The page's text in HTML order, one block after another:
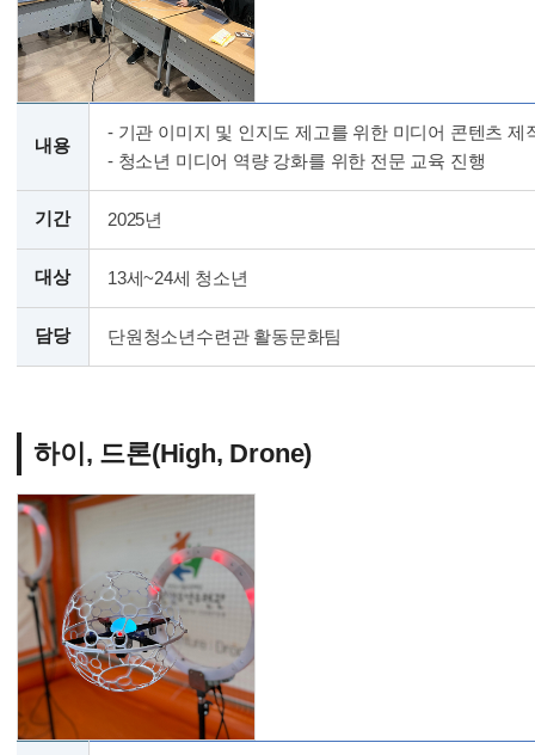
내용
- 기관 이미지 및 인지도 제고를 위한 미디어 콘텐츠 제
- 청소년 미디어 역량 강화를 위한 전문 교육 진행
기간 2025년
대상 13세~24세 청소년
담당 단원청소년수련관 활동문화팀
하이, 드론(High, Drone)